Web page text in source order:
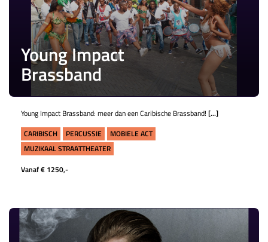
Young Impact
Brassband
Young Impact Brassband: meer dan een Caribische Brassband! [...]
CARIBISCH
PERCUSSIE
MOBIELE ACT
MUZIKAAL STRAATTHEATER
Vanaf € 1250,-